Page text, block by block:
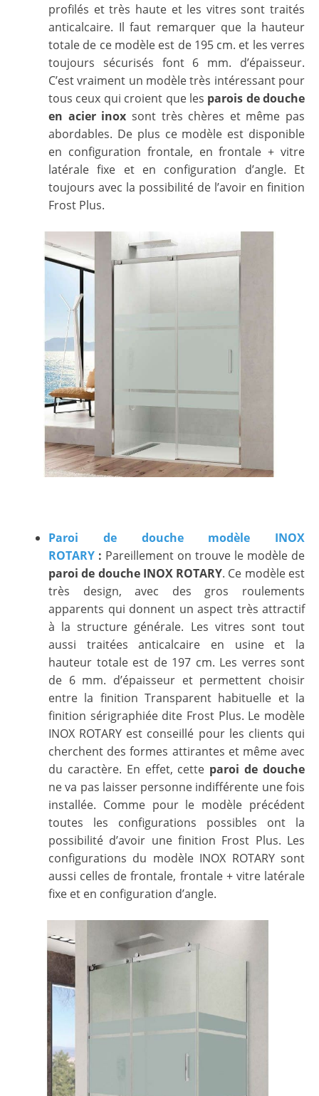
profilés et très haute et les vitres sont traités
anticalcaire. Il faut remarquer que la hauteur
totale de ce modèle est de 195 cm. et les verres
toujours sécurisés font 6 mm. d’épaisseur.
C’est vraiment un modèle très intéressant pour
tous ceux qui croient que les parois de douche
en acier inox sont très chères et même pas
abordables. De plus ce modèle est disponible
en configuration frontale, en frontale + vitre
latérale fixe et en configuration d’angle. Et
toujours avec la possibilité de l’avoir en finition
Frost Plus.
Paroi de douche modèle INOX
ROTARY : Pareillement on trouve le modèle de
paroi de douche INOX ROTARY. Ce modèle est
très design, avec des gros roulements
apparents qui donnent un aspect très attractif
à la structure générale. Les vitres sont tout
aussi traitées anticalcaire en usine et la
hauteur totale est de 197 cm. Les verres sont
de 6 mm. d’épaisseur et permettent choisir
entre la finition Transparent habituelle et la
finition sérigraphiée dite Frost Plus. Le modèle
INOX ROTARY est conseillé pour les clients qui
cherchent des formes attirantes et même avec
du caractère. En effet, cette paroi de douche
ne va pas laisser personne indifférente une fois
installée. Comme pour le modèle précédent
toutes les configurations possibles ont la
possibilité d’avoir une finition Frost Plus. Les
configurations du modèle INOX ROTARY sont
aussi celles de frontale, frontale + vitre latérale
fixe et en configuration d’angle.